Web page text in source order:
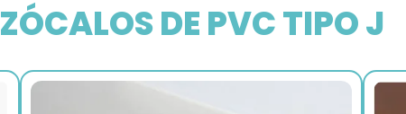
ZÓCALOS DE PVC TIPO J